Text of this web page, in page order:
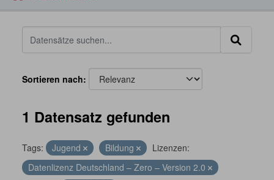
Sortieren nach
1 Datensatz gefunden
Tags: Jugend Bildung
Lizenzen:
Datenlizenz Deutschland – Zero – Version 2.0